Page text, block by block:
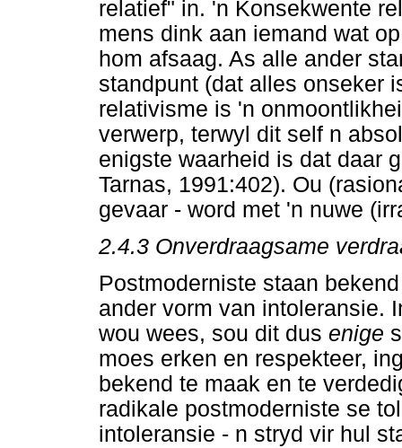
relatief" in. 'n Konsekwente
mens dink aan iemand wat
hom afsaag. As alle ander
standpunt (dat alles onseker
relativisme is 'n
verwerp, terwyl dit self n
enigste waarheid is dat daar
Tarnas, 1991:402). Ou
gevaar - word met 'n nuwe
2.4.3 Onverdraagsame
Postmoderniste staan
ander vorm van intoleransie.
wou wees, sou dit dus enige
moes erken en respekteer,
bekend te maak en te
radikale postmoderniste se
intoleransie - n stryd vir hul